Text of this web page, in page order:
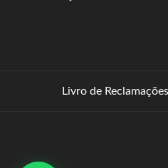
Livro de Reclamações